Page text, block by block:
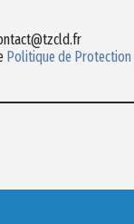
Politique de Protection